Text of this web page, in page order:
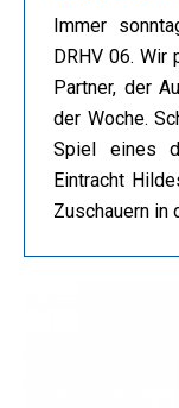
Immer
DRHV 06.
Partner, der
der Woche.
Spiel eines
Eintracht
Zuschauern in